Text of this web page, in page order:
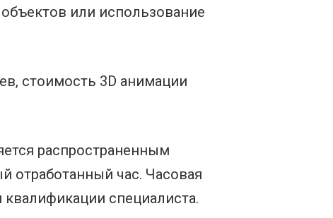
или использование
стоимость 3D анимации
распространенным
отработанный час. Часовая
специалиста.